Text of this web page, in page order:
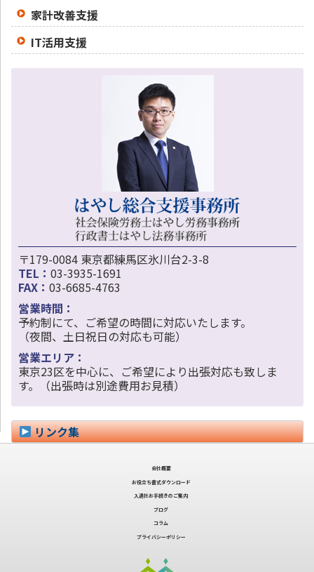
家計改善支援
IT活用支援
〒179-0084 東京都練馬区氷川台2-3-8
TEL： 03-3935-1691
FAX： 03-6685-4763
営業時間：
予約制にて、ご希望の時間に対応いたします。
（夜間、土日祝日の対応も可能）
営業エリア：
東京23区を中心に、ご希望により出張対応も致しま
す。（出張時は別途費用お見積）
リンク集
会社概要
お役立ち書式ダウンロード
入退社お手続きのご案内
ブログ
コラム
プライバシーポリシー